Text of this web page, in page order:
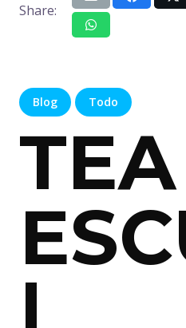
Share:
Blog Todo